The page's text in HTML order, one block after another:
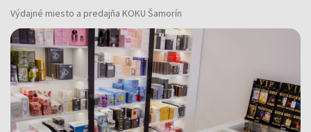
Výdajné miesto a predajňa KOKU Šamorín